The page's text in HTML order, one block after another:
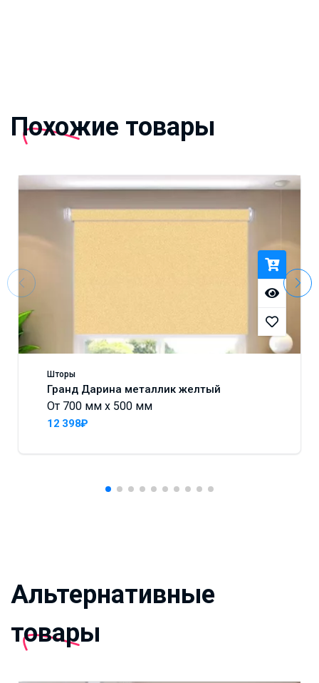
Похожие товары
Шторы
Гранд Дарина металлик желтый
От 700 мм x 500 мм
12 398₽
Альтернативные
товары